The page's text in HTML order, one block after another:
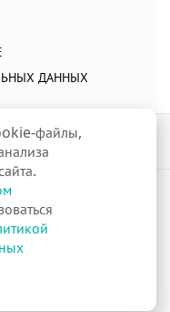
ДАННЫХ
2017 г.
дистанционную торговлю
2025 г.
файлы,